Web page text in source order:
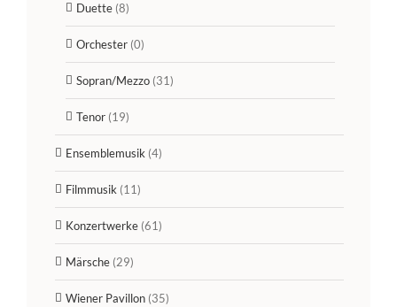
Duette (8)
Orchester (0)
Sopran/Mezzo (31)
Tenor (19)
Ensemblemusik (4)
Filmmusik (11)
Konzertwerke (61)
Märsche (29)
Wiener Pavillon (35)